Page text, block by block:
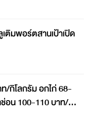
ติมพอร์ตสานเป้าเปิด
/กิโลกรัม อกไก่ 68-
อน 100-110 บาท/